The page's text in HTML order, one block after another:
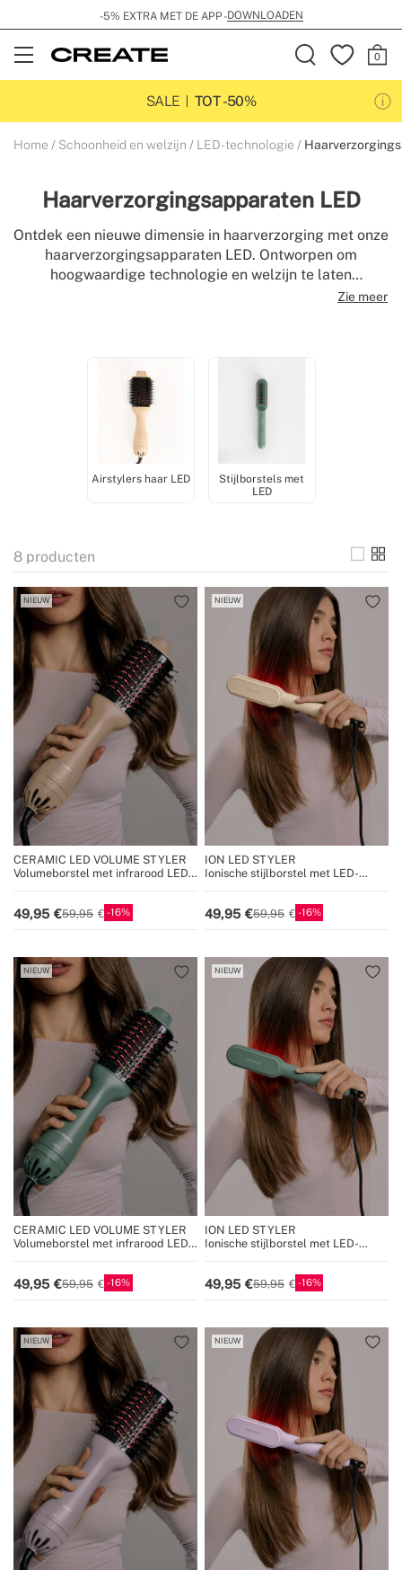
-5% EXTRA MET DE APP -DOWNLOADEN
Open
Menu
SALE
TOT -50%
Home Schoonheid en welzijn LED-technologie
Haarverzorgingsapparaten LED
Ontdek een nieuwe dimensie in haarverzorging met onze
haarverzorgingsapparaten LED. Ontworpen om
hoogwaardige technologie en welzijn te laten
samensmelten, maken deze geavanceerde tools gebruik
en integreer wetenschappelijke innovatie in je
dagelijkse schoonheidsritueel met de kenmerkende
visuele stijl van Create.
Zie meer
Airstylers haar LED
Stijlborstels met
LED
8 producten
NIEUW
CERAMIC LED VOLUME STYLER
Volumeborstel met infrarood LED-
49,95 59,95 16
NIEUW
ION LED STYLER
Ionische stijlborstel met LED-
49,95 59,95 16
NIEUW
CERAMIC LED VOLUME STYLER
Volumeborstel met infrarood LED-
49,95 59,95 16
NIEUW
ION LED STYLER
Ionische stijlborstel met LED-
49,95 59,95 16
NIEUW NIEUW